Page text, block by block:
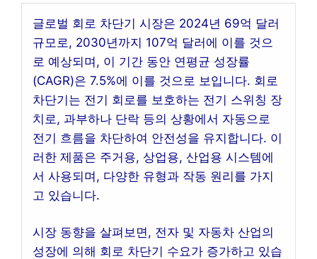
글로벌 회로 차단기 시장은 2024년 69억 달러
규모로, 2030년까지 107억 달러에 이를 것으
로 예상되며, 이 기간 동안 연평균 성장률
(CAGR)은 7.5%에 이를 것으로 보입니다. 회로
차단기는 전기 회로를 보호하는 전기 스위칭 장
치로, 과부하나 단락 등의 상황에서 자동으로
전기 흐름을 차단하여 안전성을 유지합니다. 이
러한 제품은 주거용, 상업용, 산업용 시스템에
서 사용되며, 다양한 유형과 작동 원리를 가지
고 있습니다.
시장 동향을 살펴보면, 전자 및 자동차 산업의
성장에 의해 회로 차단기 수요가 증가하고 있습